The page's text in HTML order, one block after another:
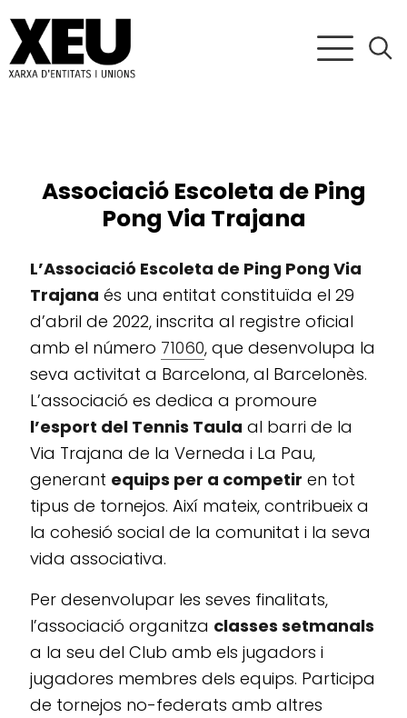
Associació Escoleta de Ping
Pong Via Trajana
L’Associació Escoleta de Ping Pong Via
Trajana és una entitat constituïda el 29
d’abril de 2022, inscrita al registre oficial
amb el número 71060, que desenvolupa la
seva activitat a Barcelona, al Barcelonès.
L’associació es dedica a promoure
l’esport del Tennis Taula al barri de la
Via Trajana de la Verneda i La Pau,
generant equips per a competir en tot
tipus de tornejos. Així mateix, contribueix a
la cohesió social de la comunitat i la seva
vida associativa.
Per desenvolupar les seves finalitats,
l’associació organitza classes setmanals
a la seu del Club amb els jugadors i
jugadores membres dels equips. Participa
de tornejos no-federats amb altres